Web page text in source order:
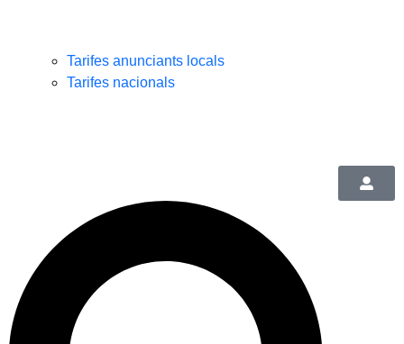
Tarifes anunciants locals
Tarifes nacionals